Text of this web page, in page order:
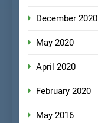
December 2020
May 2020
April 2020
February 2020
May 2016